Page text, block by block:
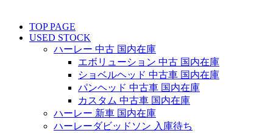
TOP PAGE
USED STOCK
ハーレー 中古 国内在庫
エボリューション 中古 国内在庫
ショベルヘッド 中古車 国内在庫
パンヘッド 中古車 国内在庫
カスタム 中古車 国内在庫
ハーレー 新車 国内在庫
ハーレーダビッドソン 入庫待ち